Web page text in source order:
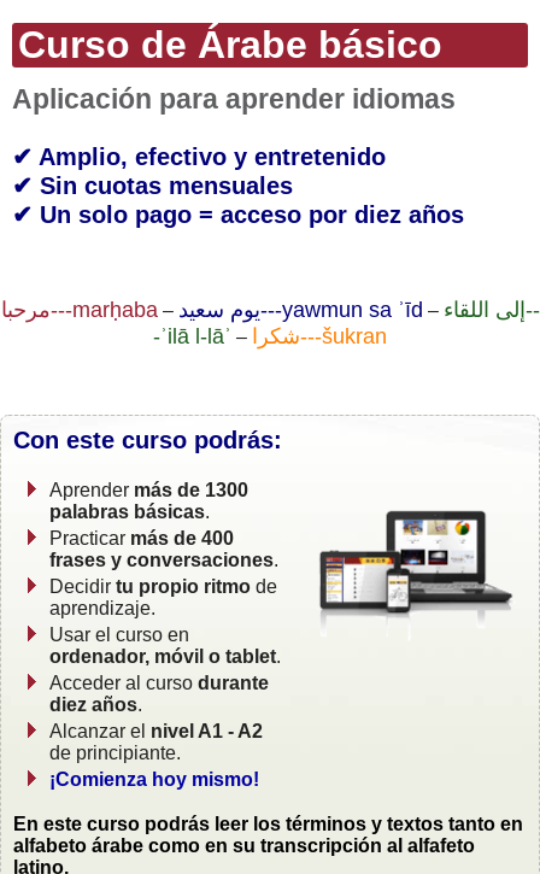
Curso de Árabe básico
Aplicación para aprender idiomas
✔ Amplio, efectivo y entretenido
✔ Sin cuotas mensuales
✔ Un solo pago = acceso por diez años
مرحبا---marḥaba – يوم سعيد---yawmun sa ʾīd – إلى اللقاء--
-ʾilā l-lāʾ – شكرا---šukran
Con este curso podrás:
Aprender más de 1300
palabras básicas.
Practicar más de 400
frases y conversaciones.
Decidir tu propio ritmo de
aprendizaje.
Usar el curso en
ordenador, móvil o tablet.
Acceder al curso durante
diez años.
Alcanzar el nivel A1 - A2
de principiante.
¡Comienza hoy mismo!
En este curso podrás leer los términos y textos tanto en
alfabeto árabe como en su transcripción al alfafeto
latino.